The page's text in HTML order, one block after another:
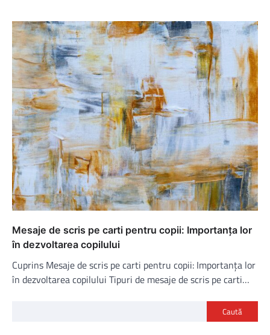
Mesaje de scris pe carti pentru copii: Importanța lor
în dezvoltarea copilului
Cuprins Mesaje de scris pe carti pentru copii: Importanța lor
în dezvoltarea copilului Tipuri de mesaje de scris pe carti…
Caută